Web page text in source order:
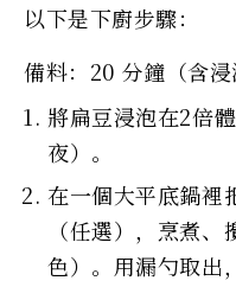
以下是下廚步驟：
備料：20 分鐘（含
將扁豆浸泡在2倍
夜）。
在一個大平底鍋裡
（任選），烹煮
色）。用漏勺取出